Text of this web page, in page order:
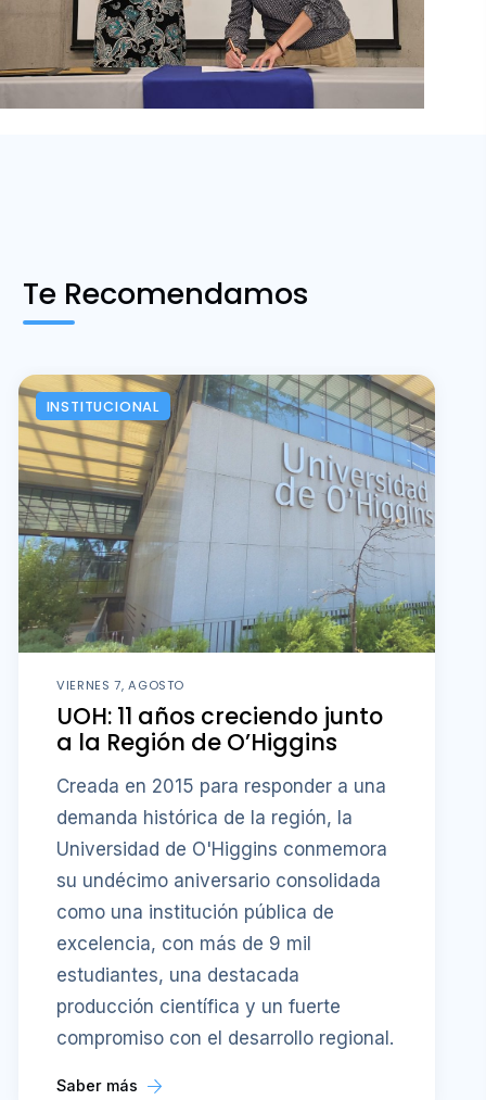
Te Recomendamos
INSTITUCIONAL
VIERNES 7, AGOSTO
UOH: 11 años creciendo junto
a la Región de O’Higgins
Creada en 2015 para responder a una
demanda histórica de la región, la
Universidad de O'Higgins conmemora
su undécimo aniversario consolidada
como una institución pública de
excelencia, con más de 9 mil
estudiantes, una destacada
producción científica y un fuerte
compromiso con el desarrollo regional.
Saber más